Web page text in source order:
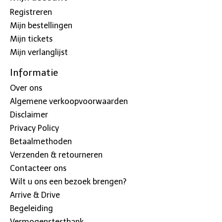
Registreren
Mijn bestellingen
Mijn tickets
Mijn verlanglijst
Informatie
Over ons
Algemene verkoopvoorwaarden
Disclaimer
Privacy Policy
Betaalmethoden
Verzenden & retourneren
Contacteer ons
Wilt u ons een bezoek brengen?
Arrive & Drive
Begeleiding